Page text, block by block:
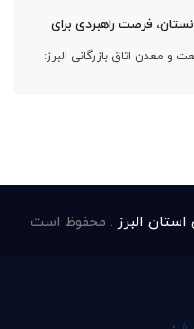
فرصت راهبردی برای
معدن اتاق بازرگانی البرز:
استان البرز . محفوظ است